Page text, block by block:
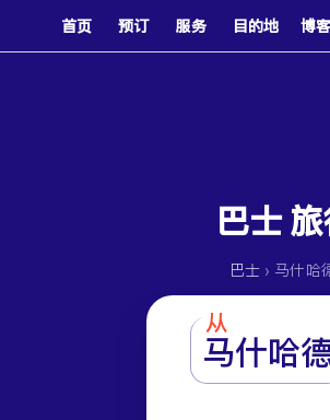
首页 预订 服务 目的地 博客
巴士
巴士 › 马什哈
从
马什哈